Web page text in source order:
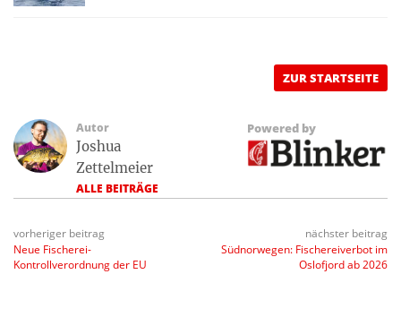
ZUR STARTSEITE
Autor
Joshua
Zettelmeier
ALLE BEITRÄGE
Powered by
vorheriger beitrag
Neue Fischerei-
Kontrollverordnung der EU
nächster beitrag
Südnorwegen: Fischereiverbot im
Oslofjord ab 2026